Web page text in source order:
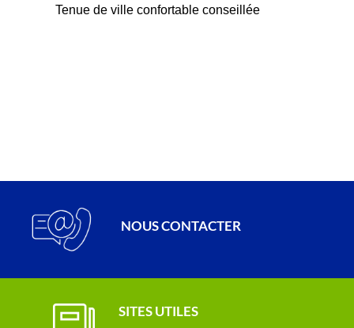
Tenue de ville confortable conseillée
NOUS CONTACTER
SITES UTILES